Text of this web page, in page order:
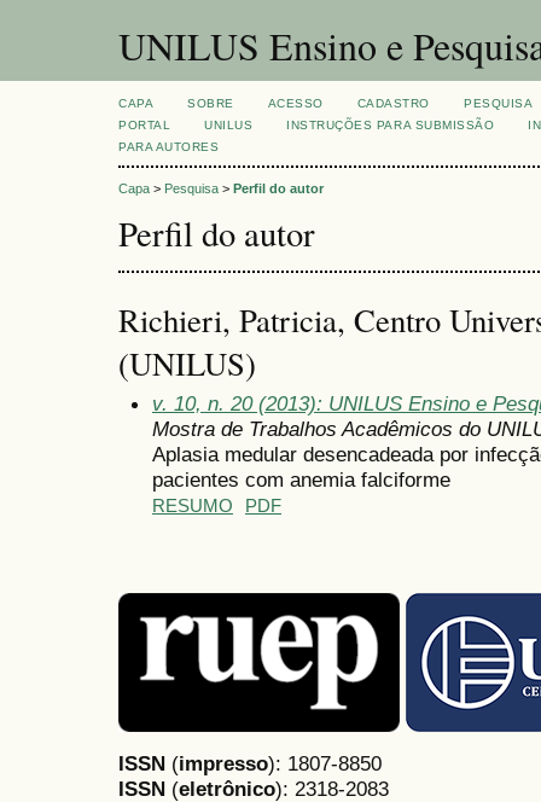
UNILUS Ensino e
CAPA SOBRE ACESSO CADASTRO
PESQUISA
PORTAL
UNILUS INSTRUÇÕES PARA SUBMISSÃO
PARA AUTORES
Capa > Pesquisa > Perfil do autor
Perfil do autor
Richieri, Patricia, Centro
(UNILUS)
v. 10, n. 20 (2013): UNILUS Ensino e
Mostra de Trabalhos Acadêmicos do
Aplasia medular desencadeada por
pacientes com anemia falciforme
RESUMO PDF
ISSN (impresso): 1807-8850
ISSN (eletrônico): 2318-2083